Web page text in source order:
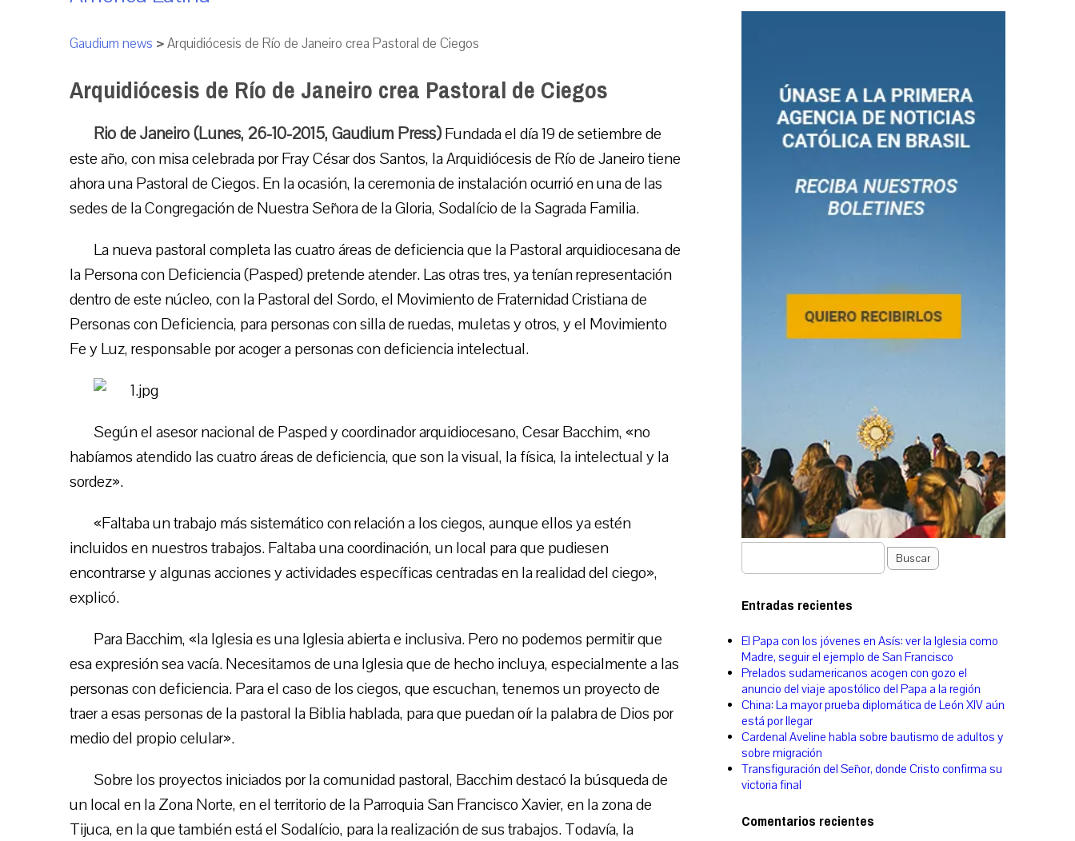
Gaudium news >Arquidiócesis de Río de Janeiro crea Pastoral de Ciegos
Arquidiócesis de Río de Janeiro crea Pastoral de Ciegos
Rio de Janeiro (Lunes, 26-10-2015, Gaudium Press)Fundada el día 19 de setiembre de
este año, con misa celebrada por Fray César dos Santos, la Arquidiócesis de Río de Janeiro tiene
ahora una Pastoral de Ciegos. En la ocasión, la ceremonia de instalación ocurrió en una de las
sedes de la Congregación de Nuestra Señora de la Gloria, Sodalício de la Sagrada Familia.
La nueva pastoral completa las cuatro áreas de deficiencia que la Pastoral arquidiocesana de
la Persona con Deficiencia (Pasped) pretende atender. Las otras tres, ya tenían representación
dentro de este núcleo, con la Pastoral del Sordo, el Movimiento de Fraternidad Cristiana de
Personas con Deficiencia, para personas con silla de ruedas, muletas y otros, y el Movimiento
Fe y Luz, responsable por acoger a personas con deficiencia intelectual.
Según el asesor nacional de Pasped y coordinador arquidiocesano, Cesar Bacchim, «no
habíamos atendido las cuatro áreas de deficiencia, que son la visual, la física, la intelectual y la
sordez».
«Faltaba un trabajo más sistemático con relación a los ciegos, aunque ellos ya estén
incluidos en nuestros trabajos. Faltaba una coordinación, un local para que pudiesen
encontrarse y algunas acciones y actividades específicas centradas en la realidad del ciego»,
explicó.
Para Bacchim, «la Iglesia es una Iglesia abierta e inclusiva. Pero no podemos permitir que
esa expresión sea vacía. Necesitamos de una Iglesia que de hecho incluya, especialmente a las
personas con deficiencia. Para el caso de los ciegos, que escuchan, tenemos un proyecto de
traer a esas personas de la pastoral la Biblia hablada, para que puedan oír la palabra de Dios por
medio del propio celular».
Sobre los proyectos iniciados por la comunidad pastoral, Bacchim destacó la búsqueda de
un local en la Zona Norte, en el territorio de la Parroquia San Francisco Xavier, en la zona de
Tijuca, en la que también está el Sodalício, para la realización de sus trabajos. Todavía, la
Buscar
Entradas recientes
El Papa con los jóvenes en Asís: ver la Iglesia como
Madre, seguir el ejemplo de San Francisco
Prelados sudamericanos acogen con gozo el
anuncio del viaje apostólico del Papa a la región
China: La mayor prueba diplomática de León XIV aún
está por llegar
Cardenal Aveline habla sobre bautismo de adultos y
sobre migración
Transfiguración del Señor, donde Cristo confirma su
victoria final
Comentarios recientes